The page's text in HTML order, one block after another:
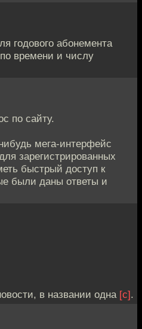
годового абонемента
времени и числу
по сайту.
мега-интерфейс
зарегистрированных
быстрый доступ к
были даны ответы и
в названии одна [с].